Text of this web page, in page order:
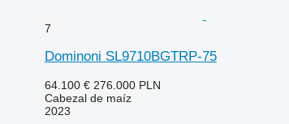
7
Dominoni SL9710BGTRP-75
64.100 € 276.000 PLN
Cabezal de maíz
2023